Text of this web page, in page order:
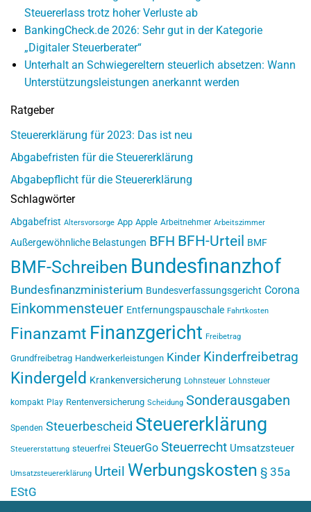
Steuererlass trotz hoher Verluste ab
BankingCheck.de 2026: Sehr gut in der Kategorie
„Digitaler Steuerberater“
Unterhalt an Schwiegereltern steuerlich absetzen: Wann
Unterstützungsleistungen anerkannt werden
Ratgeber
Steuererklärung für 2023: Das ist neu
Abgabefristen für die Steuererklärung
Abgabepflicht für die Steuererklärung
Schlagwörter
Abgabefrist Altersvorsorge App Apple Arbeitnehmer Arbeitszimmer
Außergewöhnliche Belastungen BFH BFH-Urteil BMF
BMF-Schreiben Bundesfinanzhof
Bundesfinanzministerium Bundesverfassungsgericht Corona
Einkommensteuer Entfernungspauschale Fahrtkosten
Finanzamt Finanzgericht Freibetrag
Grundfreibetrag Handwerkerleistungen Kinder Kinderfreibetrag
Kindergeld Krankenversicherung Lohnsteuer Lohnsteuer
kompakt Play Rentenversicherung Scheidung Sonderausgaben
Spenden Steuerbescheid Steuererklärung
Steuererstattung steuerfrei SteuerGo Steuerrecht Umsatzsteuer
Umsatzsteuererklärung Urteil Werbungskosten § 35a
EStG